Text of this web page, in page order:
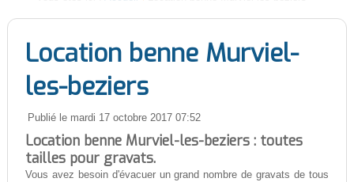
Location benne Murviel-
les-beziers
Publié le mardi 17 octobre 2017 07:52
Location benne Murviel-les-beziers : toutes
tailles pour gravats.
Vous avez besoin d'évacuer un grand nombre de gravats de tous